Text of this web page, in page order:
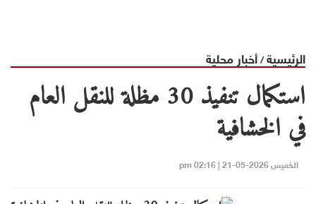
الرئيسية/أخبار محلية
استكمال تنفيذ 30 مظلة للنقل العام
في الخشافية
الخميس 2026-05-21 | 02:16 pm